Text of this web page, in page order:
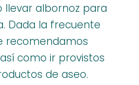
llevar albornoz para
Dada la frecuente
recomendamos
como ir provistos
de aseo.